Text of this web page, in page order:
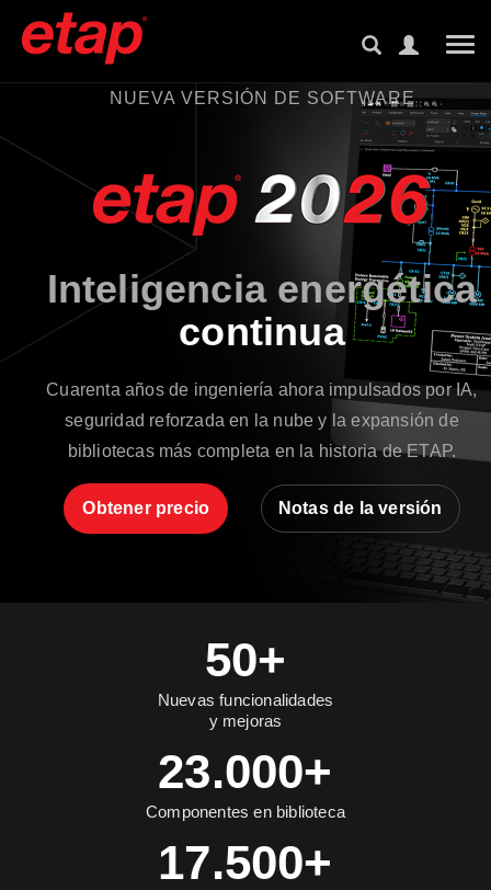
NUEVA VERSIÓN DE SOFTWARE
Inteligencia energética
continua
Cuarenta años de ingeniería ahora impulsados por IA,
seguridad reforzada en la nube y la expansión de
bibliotecas más completa en la historia de ETAP.
Obtener precio Notas de la versión
50+
Nuevas funcionalidades
y mejoras
23.000+
Componentes en biblioteca
17.500+